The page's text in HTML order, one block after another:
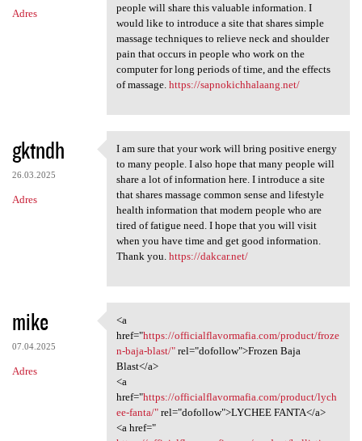
Adres
people will share this valuable information. I
would like to introduce a site that shares simple
massage techniques to relieve neck and shoulder
pain that occurs in people who work on the
computer for long periods of time, and the effects
of massage. https://sapnokichhalaang.net/
gktndh
26.03.2025
Adres
I am sure that your work will
I am sure that your work will bring positive energy
to many people. I also hope that many people will
share a lot of information here. I introduce a site
that shares massage common sense and lifestyle
health information that modern people who are
tired of fatigue need. I hope that you will visit
when you have time and get good information.
Thank you. https://dakcar.net/
mike
07.04.2025
Adres
<a href="https:/
<a
href="https://officialflavormafia.com/product/froze
n-baja-blast/"rel="dofollow">Frozen Baja
Blast</a>
<a
href="https://officialflavormafia.com/product/lych
ee-fanta/"rel="dofollow">LYCHEE FANTA</a>
<a href="